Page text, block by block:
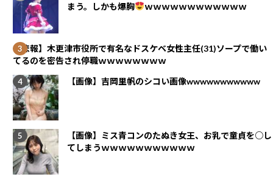
まう。しかも爆胸
ｗｗｗｗｗｗｗｗｗｗｗｗ
【悲報】木更津市役所で有名なドスケベ女性主任(31)ソープで働い
てるのを密告され停職ｗｗｗｗｗｗｗｗ
【画像】吉岡里帆のシコい画像wwwwwwwwwww
【画像】ミス青コンのたぬき女王、お乳で童貞を○し
てしまうｗｗｗｗｗｗｗｗｗｗｗ